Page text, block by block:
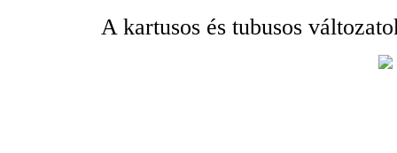
A kartusos és tubusos